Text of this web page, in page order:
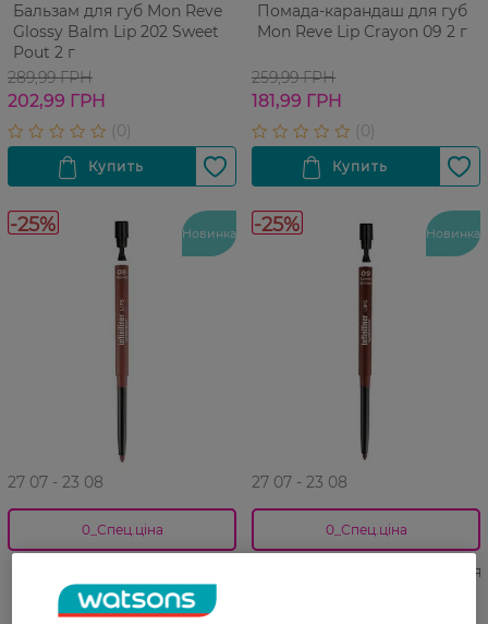
Бальзам для губ Mon Reve
Glossy Balm Lip 202 Sweet
Pout 2 г
289,99 ГРН
202,99 ГРН
Помада-карандаш для губ
Mon Reve Lip Crayon 09 2 г
259,99 ГРН
181,99 ГРН
-25% Новинка
27 07 - 23 08
0_Спец.ціна
губ Mon Reve Infiniliner 08
Velvet 1 шт
-25% Новинка
27 07 - 23 08
0_Спец.ціна
Водостойкий карандаш для